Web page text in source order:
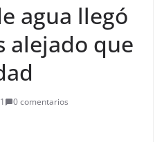
agua llegó
alejado que
0 comentarios